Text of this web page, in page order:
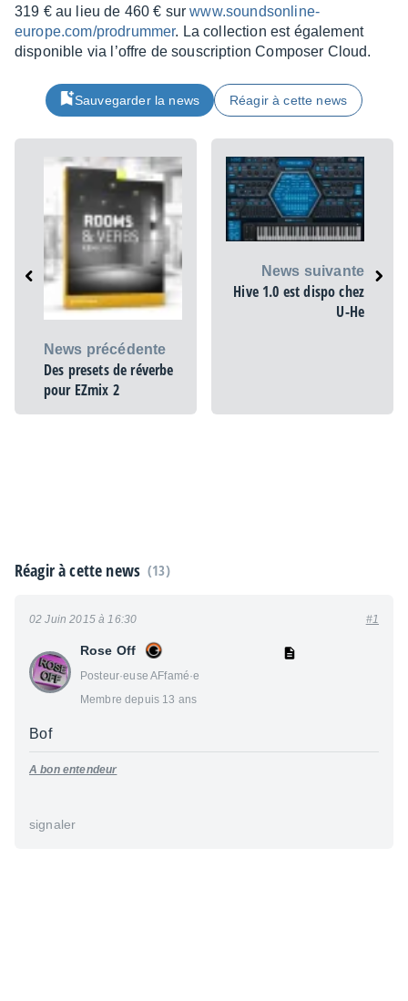
319 € au lieu de 460 € surwww.sound­son­line-
europe.com/prodrum­mer. La collec­tion est égale­ment
dispo­nible via l’offre de sous­crip­tion Compo­ser Cloud.
Sauvegarder la news Réagir à cette news
News précédente
Des presets de réverbe
pour EZmix 2
News suivante
Hive 1.0 est dispo chez
U-He
Réagir à cette news (13)
Rose Off
Posteur·euse AFfamé·e
Membre depuis 13 ans
02 Juin 2015 à 16:30 #1
Bof
A bon entendeur
signaler